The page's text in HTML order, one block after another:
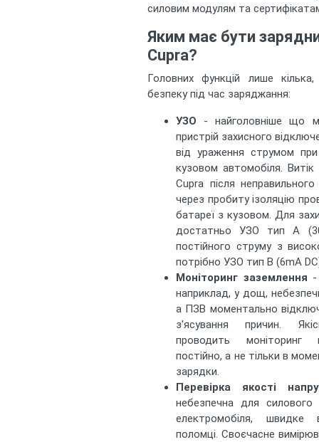
силовим модулям та
Яким має бути
Cupra?
Головних функцій лише
безпеку під час заряджання:
УЗО - найголовніше що
пристрій захисного
від ураження струмом
кузовом автомобіля.
Cupra після
через пробиту ізоляцію
батареї з кузовом. Для
достатньо УЗО тип А
постійного струму з
потрібно УЗО тип B (6mA
Моніторинг заземлення -
наприклад, у дощ,
а ПЗВ моментально
з'ясування причин.
проводить моніторинг
постійно, а не тільки в
зарядки.
Перевірка якості
небезпечна для силового
електромобіля, швидке
поломці. Своєчасне